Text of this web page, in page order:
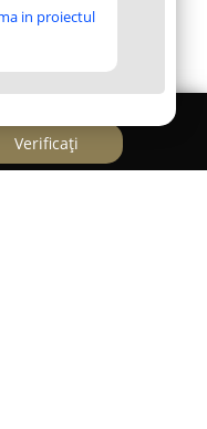
in proiectul
Verificați